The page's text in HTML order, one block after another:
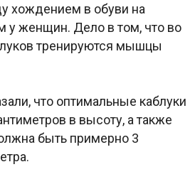
хождением в обуви на
у женщин. Дело в том, что во
тренируются мышцы
что оптимальные каблуки
в высоту, а также
быть примерно 3